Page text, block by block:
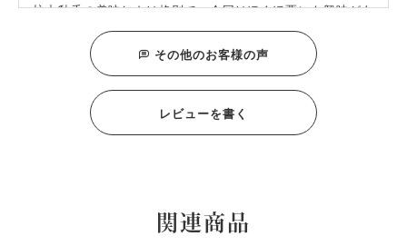
柿中釉香の美味しさは格別で、今回はほくほ栗にも興味があ
り、詰合せを注文しました。指定日時のとおり届きました。
いつも美味しいお菓子ありがとうございます。
その他のお客様の声
レビューを書く
関連商品